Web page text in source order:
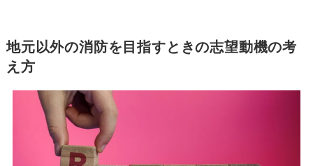
地元以外の消防を目指すときの志望動機の考
え方